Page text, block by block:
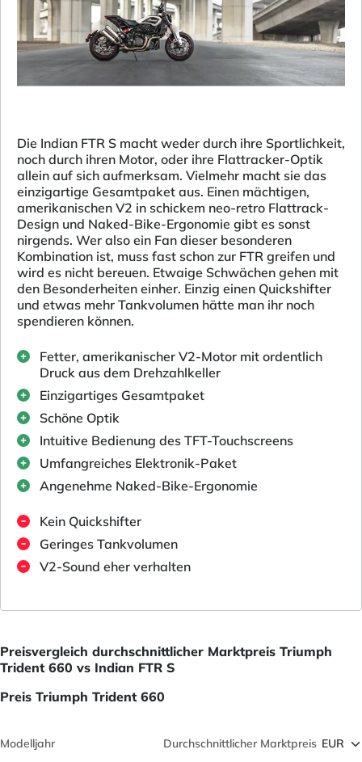
Die Indian FTR S macht weder durch ihre Sportlichkeit,
noch durch ihren Motor, oder ihre Flattracker-Optik
allein auf sich aufmerksam. Vielmehr macht sie das
einzigartige Gesamtpaket aus. Einen mächtigen,
amerikanischen V2 in schickem neo-retro Flattrack-
Design und Naked-Bike-Ergonomie gibt es sonst
nirgends. Wer also ein Fan dieser besonderen
Kombination ist, muss fast schon zur FTR greifen und
wird es nicht bereuen. Etwaige Schwächen gehen mit
den Besonderheiten einher. Einzig einen Quickshifter
und etwas mehr Tankvolumen hätte man ihr noch
spendieren können.
Fetter, amerikanischer V2-Motor mit ordentlich
Druck aus dem Drehzahlkeller
Einzigartiges Gesamtpaket
Schöne Optik
Intuitive Bedienung des TFT-Touchscreens
Umfangreiches Elektronik-Paket
Angenehme Naked-Bike-Ergonomie
Kein Quickshifter
Geringes Tankvolumen
V2-Sound eher verhalten
Preisvergleich durchschnittlicher Marktpreis Triumph
Trident 660 vs Indian FTR S
Preis Triumph Trident 660
Modelljahr Durchschnittlicher Marktpreis